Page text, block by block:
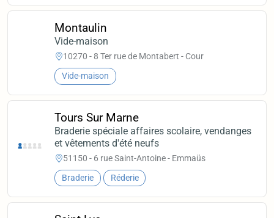
Montaulin
Vide-maison
10270 - 8 Ter rue de Montabert - Cour
Vide-maison
Tours Sur Marne
Braderie spéciale affaires scolaire, vendanges
et vêtements d'été neufs
51150 - 6 rue Saint-Antoine - Emmaüs
Braderie Réderie